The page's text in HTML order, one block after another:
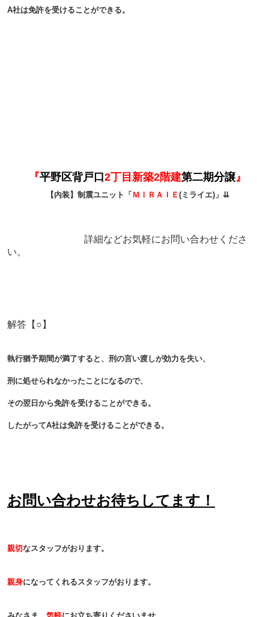
A社は免許を受けることができる。
『平野区背戸口 2丁目新築2階建第二期分譲』
【内装】制震ユニット「 ＭＩＲＡＩＥ (ミライエ)」⇊
詳細などお気軽にお問い合わせくださ
い。
解答【○】
執行猶予期間が満了すると、刑の言い渡しが効力を失い、
刑に処せられなかったことになるので、
その翌日から免許を受けることができる。
したがってA社は免許を受けることができる。
お問い合わせお待ちしてます！
親切なスタッフがおります。
親身になってくれるスタッフがおります。